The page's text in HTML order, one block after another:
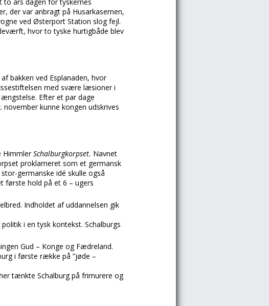
der var anbragt på Husarkasernen,
ved Østerport Station slog fejl.
hvor to tyske hurtigbåde blev
bakken ved Esplanaden, hvor
med svære læsioner i
Efter et par dage
kunne kongen udskrives
HimmlerSchalburgkorpset. Navnet
proklameret som et germansk
germanske idé skulle også
første hold på et 6 – ugers
Indholdet af uddannelsen gik
i en tysk kontekst. Schalburgs
Gud – Konge og Fædreland.
i første række på ”jøde –
tænkte Schalburg på frimurere og